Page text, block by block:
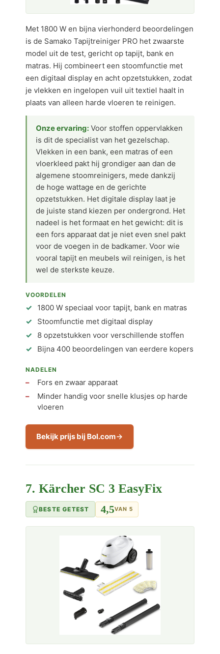
Met 1800 W en bijna vierhonderd beoordelingen
is de Samako Tapijtreiniger PRO het zwaarste
model uit de test, gericht op tapijt, bank en
matras. Hij combineert een stoomfunctie met
een digitaal display en acht opzetstukken, zodat
je vlekken en ingelopen vuil uit textiel haalt in
plaats van alleen harde vloeren te reinigen.
Onze ervaring: Voor stoffen oppervlakken
is dit de specialist van het gezelschap.
Vlekken in een bank, een matras of een
vloerkleed pakt hij grondiger aan dan de
algemene stoomreinigers, mede dankzij
de hoge wattage en de gerichte
opzetstukken. Het digitale display laat je
de juiste stand kiezen per ondergrond. Het
nadeel is het formaat en het gewicht: dit is
een fors apparaat dat je niet even snel pakt
voor de voegen in de badkamer. Voor wie
vooral tapijt en meubels wil reinigen, is het
wel de sterkste keuze.
VOORDELEN
1800 W speciaal voor tapijt, bank en matras
Stoomfunctie met digitaal display
8 opzetstukken voor verschillende stoffen
Bijna 400 beoordelingen van eerdere kopers
NADELEN
Fors en zwaar apparaat
Minder handig voor snelle klusjes op harde
vloeren
Bekijk prijs bij Bol.com
7. Kärcher SC 3 EasyFix
BESTE GETEST 4,5VAN 5